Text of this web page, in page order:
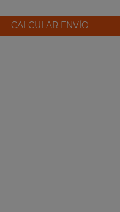
CALCULAR ENVÍO